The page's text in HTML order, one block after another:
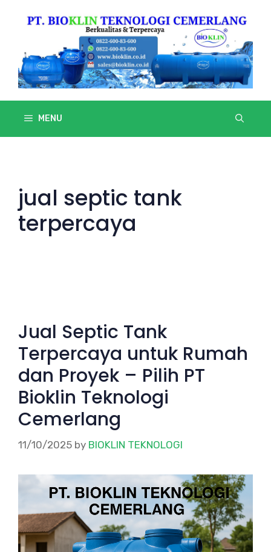
MENU
jual septic tank
terpercaya
Jual Septic Tank
Terpercaya untuk Rumah
dan Proyek – Pilih PT
Bioklin Teknologi
Cemerlang
11/10/2025 by BIOKLIN TEKNOLOGI